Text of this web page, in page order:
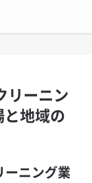
リーニン
地域の
ーニング業